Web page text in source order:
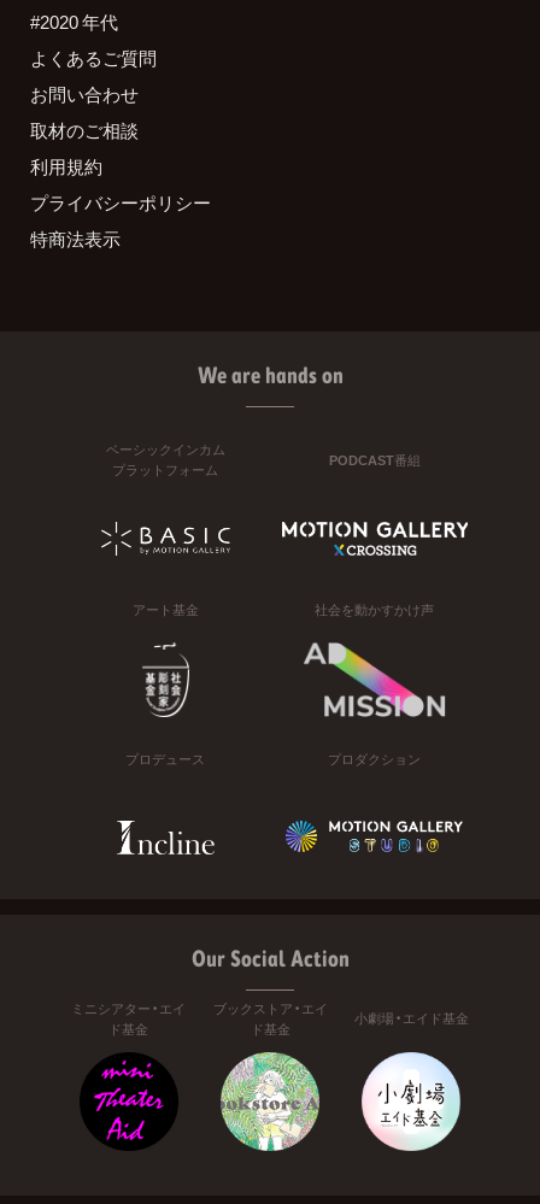
#2020 年代
よくあるご質問
お問い合わせ
取材のご相談
利用規約
プライバシーポリシー
特商法表示
We are hands on
ベーシックインカム
プラットフォーム
PODCAST番組
アート基金 社会を動かすかけ声
プロデュース プロダクション
Our Social Action
ミニシアター・エイ
ド基金
ブックストア・エイ
ド基金
小劇場・エイド基金